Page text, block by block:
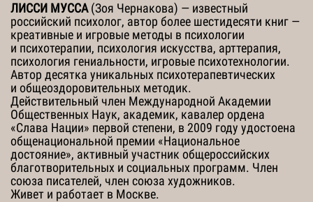
ЛИССИ МУССА(Зоя Чернакова) — известный
российский психолог, автор более шестидесяти книг —
креативные и игровые методы в психологии
и психотерапии, психология искусства, арттерапия,
психология гениальности, игровые психотехнологии.
Автор десятка уникальных психотерапевтических
и общеоздоровительных методик.
Действительный член Международной Академии
Общественных Наук, академик, кавалер ордена
«Слава Нации» первой степени, в 2009 году удостоена
общенациональной премии «Национальное
достояние», активный участник общероссийских
благотворительных и социальных программ. Член
союза писателей, член союза художников.
Живет и работает в Москве.